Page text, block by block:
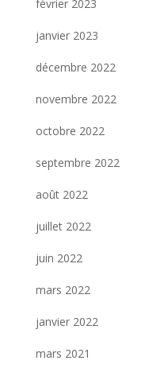
février 2023
janvier 2023
décembre 2022
novembre 2022
octobre 2022
septembre 2022
août 2022
juillet 2022
juin 2022
mars 2022
janvier 2022
mars 2021